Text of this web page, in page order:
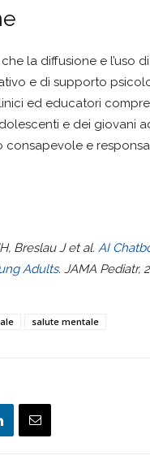
la diffusione e l’uso
e di supporto
ed educatori
e dei giovani
e
Breslau J et al. AI
Adults. JAMA Pediatr,
salute mentale